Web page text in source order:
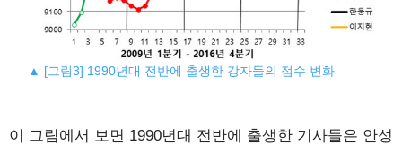
▲ [그림3] 1990년대 전반에 출생한 강자들의 점수 변화
이 그림에서 보면 1990년대 전반에 출생한 기사들은 안성